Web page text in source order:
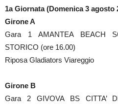
1a Giornata (Domenica 3 agosto
Girone A
Gara 1 AMANTEA BEACH
STORICO (ore 16.00)
Riposa Gladiators Viareggio
Girone B
Gara 2 GIVOVA BS CITTA’